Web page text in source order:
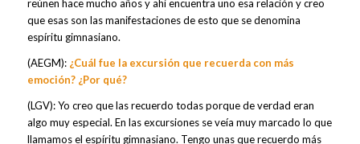
reúnen hace mucho años y ahí encuentra uno esa relación y creo
que esas son las manifestaciones de esto que se denomina
espíritu gimnasiano.
(AEGM): ¿Cuál fue la excursión que recuerda con más
emoción? ¿Por qué?
(LGV): Yo creo que las recuerdo todas porque de verdad eran
algo muy especial. En las excursiones se veía muy marcado lo que
llamamos el espíritu gimnasiano. Tengo unas que recuerdo más